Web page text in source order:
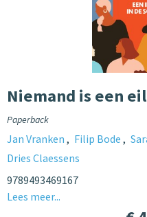
Niemand is een
Paperback
Jan Vranken Filip Bode
Dries Claessens
9789493469167
Lees meer...